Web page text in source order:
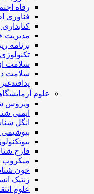
رفاه
فناوری
مديريت
برنامه
سلامت
سلامت
علوم
ویروس
ایمنی
انگل
بیوشیمی
قارچ
ميكروب
خون
ژنتیک
علوم